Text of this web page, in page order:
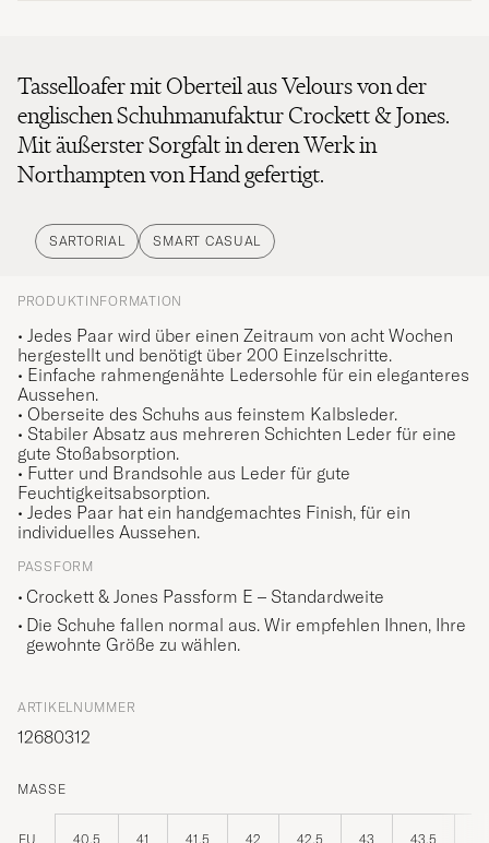
Tasselloafer mit Oberteil aus Velours von der
englischen Schuhmanufaktur Crockett & Jones.
Mit äußerster Sorgfalt in deren Werk in
Northampten von Hand gefertigt.
SARTORIAL SMART CASUAL
PRODUKTINFORMATION
• Jedes Paar wird über einen Zeitraum von acht Wochen
hergestellt und benötigt über 200 Einzelschritte.
• Einfache rahmengenähte Ledersohle für ein eleganteres
Aussehen.
• Oberseite des Schuhs aus feinstem Kalbsleder.
• Stabiler Absatz aus mehreren Schichten Leder für eine
gute Stoßabsorption.
• Futter und Brandsohle aus Leder für gute
Feuchtigkeitsabsorption.
• Jedes Paar hat ein handgemachtes Finish, für ein
individuelles Aussehen.
PASSFORM
Crockett & Jones Passform E – Standardweite
Die Schuhe fallen normal aus. Wir empfehlen Ihnen, Ihre
gewohnte Größe zu wählen.
ARTIKELNUMMER
12680312
MASSE
EU 40,5 41 41,5 42 42,5 43 43,5